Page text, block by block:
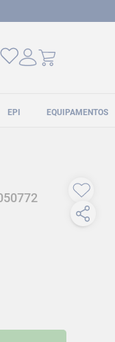
EPI EQUIPAMENTOS